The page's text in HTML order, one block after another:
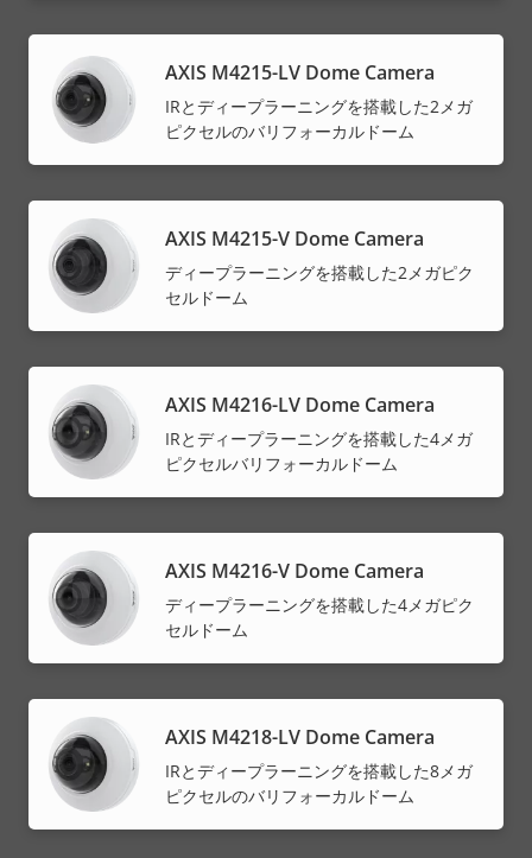
AXIS M4215-LV Dome Camera
IRとディープラーニングを搭載した2メガ
ピクセルのバリフォーカルドーム
AXIS M4215-V Dome Camera
ディープラーニングを搭載した2メガピク
セルドーム
AXIS M4216-LV Dome Camera
IRとディープラーニングを搭載した4メガ
ピクセルバリフォーカルドーム
AXIS M4216-V Dome Camera
ディープラーニングを搭載した4メガピク
セルドーム
AXIS M4218-LV Dome Camera
IRとディープラーニングを搭載した8メガ
ピクセルのバリフォーカルドーム